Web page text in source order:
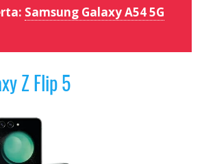
Samsung Galaxy A54 5G
Z Flip 5